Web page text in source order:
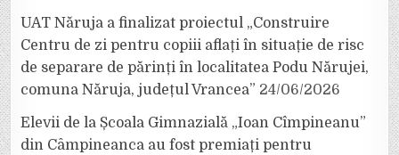
UAT Năruja a finalizat proiectul „Construire
Centru de zi pentru copiii aflați în situație de risc
de separare de părinți în localitatea Podu Nărujei,
comuna Năruja, județul Vrancea” 24/06/2026
Elevii de la Școala Gimnazială „Ioan Cîmpineanu”
din Câmpineanca au fost premiați pentru